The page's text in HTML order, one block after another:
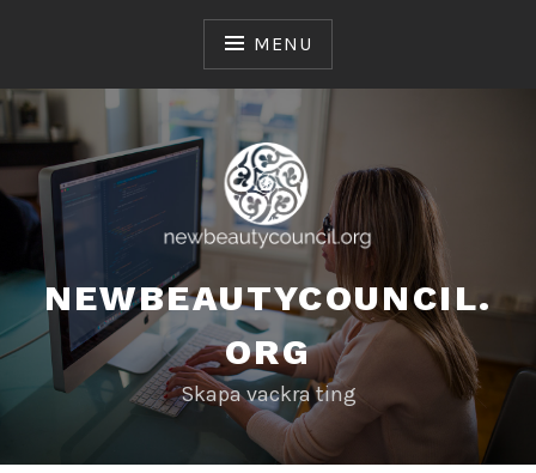
MENU
NEWBEAUTYCOUNCIL.
ORG
Skapa vackra ting